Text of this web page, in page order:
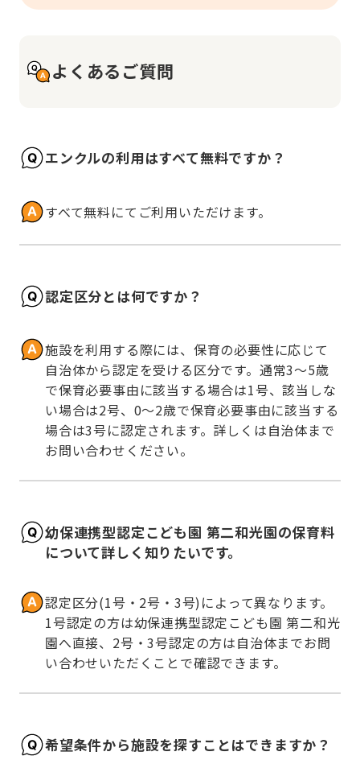
よくあるご質問
エンクルの利用はすべて無料ですか？
すべて無料にてご利用いただけます。
認定区分とは何ですか？
施設を利用する際には、保育の必要性に応じて
自治体から認定を受ける区分です。通常3～5歳
で保育必要事由に該当する場合は1号、該当しな
い場合は2号、0～2歳で保育必要事由に該当する
場合は3号に認定されます。詳しくは自治体まで
お問い合わせください。
幼保連携型認定こども園 第二和光園の保育料
について詳しく知りたいです。
認定区分(1号・2号・3号)によって異なります。
1号認定の方は幼保連携型認定こども園 第二和光
園へ直接、2号・3号認定の方は自治体までお問
い合わせいただくことで確認できます。
希望条件から施設を探すことはできますか？